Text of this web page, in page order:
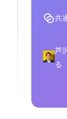
共
芦
る